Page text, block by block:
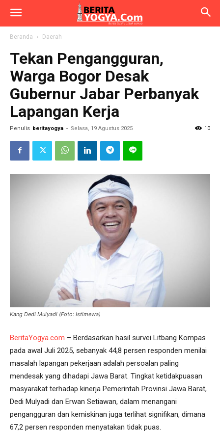
Beranda Daerah
Tekan Pengangguran,
Warga Bogor Desak
Gubernur Jabar Perbanyak
Lapangan Kerja
Penulis beritayogya - Selasa, 19 Agustus 2025 10
Kang Dedi Mulyadi (Foto: Istimewa)
BeritaYogya.com – Berdasarkan hasil survei Litbang Kompas
pada awal Juli 2025, sebanyak 44,8 persen responden menilai
masalah lapangan pekerjaan adalah persoalan paling
mendesak yang dihadapi Jawa Barat. Tingkat ketidakpuasan
masyarakat terhadap kinerja Pemerintah Provinsi Jawa Barat,
Dedi Mulyadi dan Erwan Setiawan, dalam menangani
pengangguran dan kemiskinan juga terlihat signifikan, dimana
67,2 persen responden menyatakan tidak puas.